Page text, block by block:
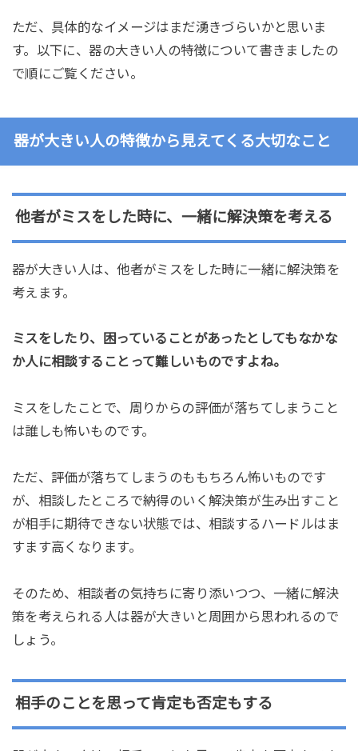
ただ、具体的なイメージはまだ湧きづらいかと思いま
す。以下に、器の大きい人の特徴について書きましたの
で順にご覧ください。
器が大きい人の特徴から見えてくる大切なこと
他者がミスをした時に、一緒に解決策を考える
器が大きい人は、他者がミスをした時に一緒に解決策を
考えます。
ミスをしたり、困っていることがあったとしてもなかな
か人に相談することって難しいものですよね。
ミスをしたことで、周りからの評価が落ちてしまうこと
は誰しも怖いものです。
ただ、評価が落ちてしまうのももちろん怖いものです
が、相談したところで納得のいく解決策が生み出すこと
が相手に期待できない状態では、相談するハードルはま
すます高くなります。
そのため、相談者の気持ちに寄り添いつつ、一緒に解決
策を考えられる人は器が大きいと周囲から思われるので
しょう。
相手のことを思って肯定も否定もする